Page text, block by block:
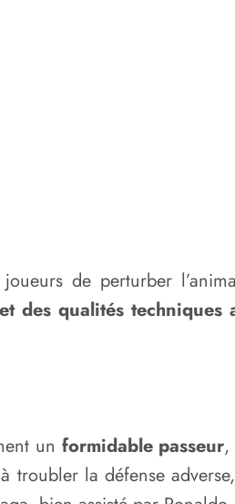
de perturber
des qualités techniques
un formidable passeur,
troubler la défense adverse,